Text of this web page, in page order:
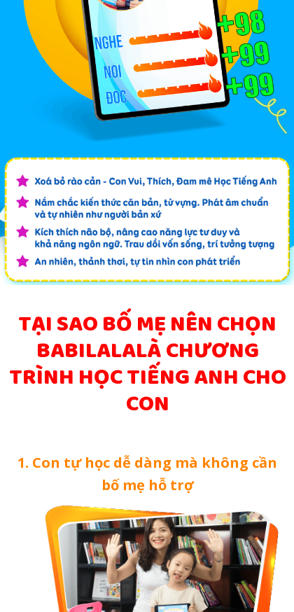
TẠI SAO BỐ MẸ NÊN CHỌN
BABILALALÀ CHƯƠNG
TRÌNH HỌC TIẾNG ANH CHO
CON
1. Con tự học dễ dàng mà không cần
bố mẹ hỗ trợ